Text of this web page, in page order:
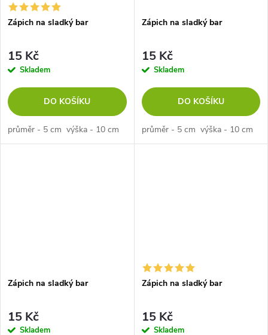
Zápich na sladký bar
15 Kč
Skladem
DO KOŠÍKU
průměr - 5 cm výška - 10 cm
Zápich na sladký bar
15 Kč
Skladem
DO KOŠÍKU
průměr - 5 cm výška - 10 cm
Zápich na sladký bar
15 Kč
Skladem
Zápich na sladký bar
15 Kč
Skladem